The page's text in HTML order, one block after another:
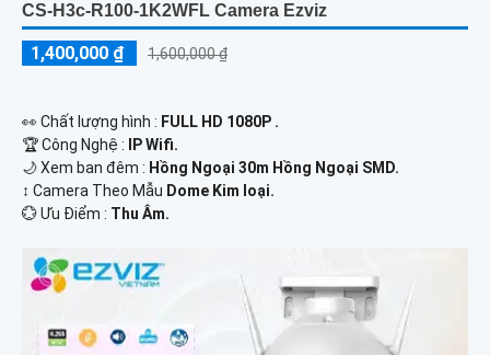
CS-H3c-R100-1K2WFL Camera Ezviz
1,400,000 ₫ 1,600,000 ₫
️👀 Chất lượng hình : FULL HD 1080P .
🏆 Công Nghệ :
IP Wifi.
🌙 Xem ban đêm : Hồng Ngoại 30m Hồng Ngoại SMD.
↕️ Camera Theo Mẫu Dome Kim loại.
️💮 Ưu Điểm : Thu Âm.